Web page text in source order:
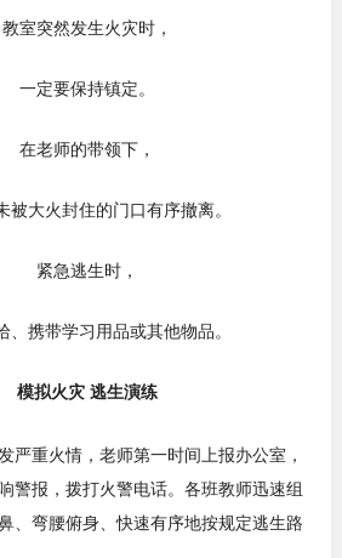
教室突然发生火灾时，
一定要保持镇定。
在老师的带领下，
被大火封住的门口有序撤离。
紧急逃生时，
、携带学习用品或其他物品。
模拟火灾 逃生演练
严重火情，老师第一时间上报办公室，
警报，拨打火警电话。各班教师迅速组
、弯腰俯身、快速有序地按规定逃生路